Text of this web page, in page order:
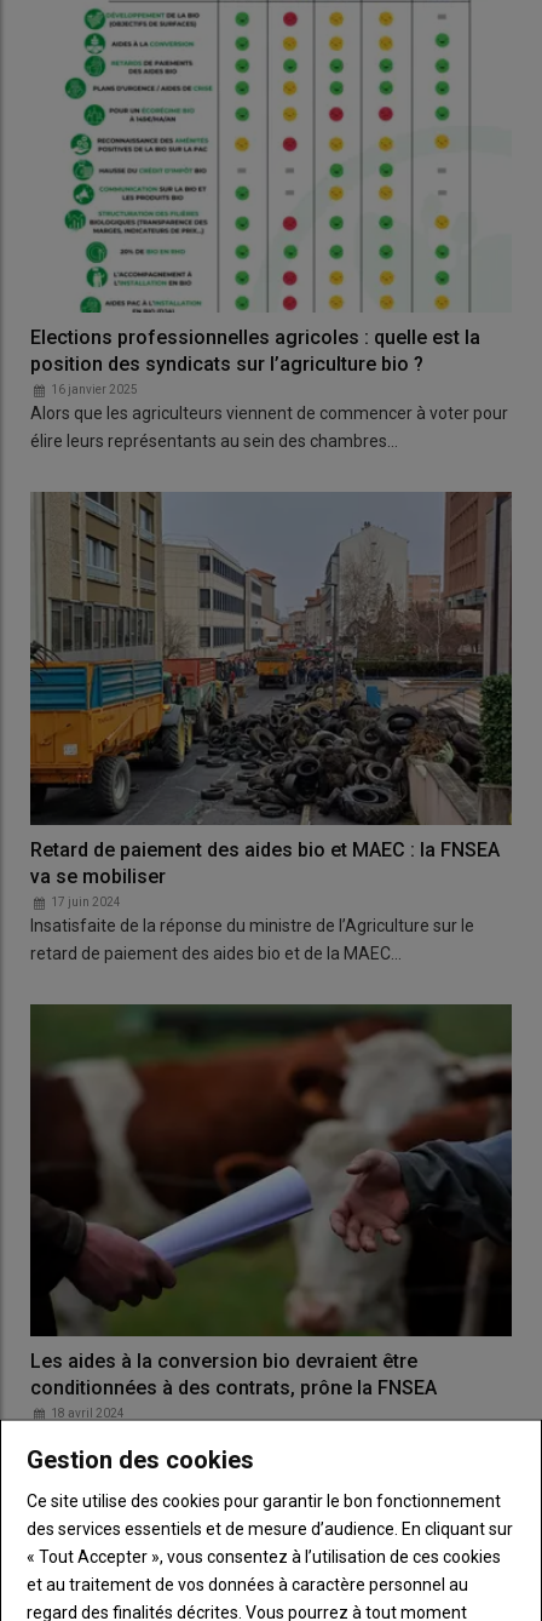
Elections professionnelles agricoles : quelle est la
position des syndicats sur l’agriculture bio ?
16 janvier 2025
Alors que les agriculteurs viennent de commencer à voter pour
élire leurs représentants au sein des chambres…
Retard de paiement des aides bio et MAEC : la FNSEA
va se mobiliser
17 juin 2024
Insatisfaite de la réponse du ministre de l’Agriculture sur le
retard de paiement des aides bio et de la MAEC…
Les aides à la conversion bio devraient être
conditionnées à des contrats, prône la FNSEA
18 avril 2024
l’agriculture biologique durablement, l’accès aux…
Gestion des cookies
Ce site utilise des cookies pour garantir le bon fonctionnement
des services essentiels et de mesure d’audience. En cliquant sur
« Tout Accepter », vous consentez à l’utilisation de ces cookies
et au traitement de vos données à caractère personnel au
regard des finalités décrites. Vous pourrez à tout moment